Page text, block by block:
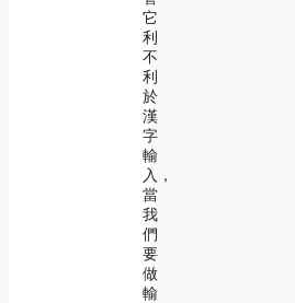
它
利
不
利
於
漢
字
輸
入，
當
我
們
要
做
輸